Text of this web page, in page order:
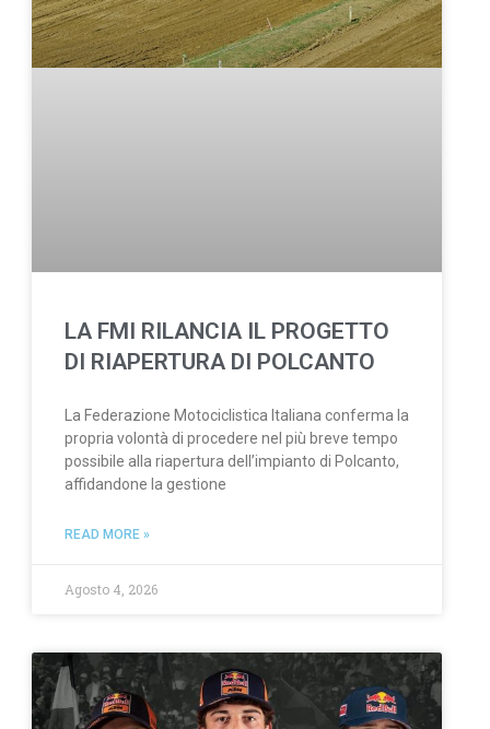
LA FMI RILANCIA IL PROGETTO
DI RIAPERTURA DI POLCANTO
La Federazione Motociclistica Italiana conferma la
propria volontà di procedere nel più breve tempo
possibile alla riapertura dell’impianto di Polcanto,
affidandone la gestione
READ MORE »
Agosto 4, 2026